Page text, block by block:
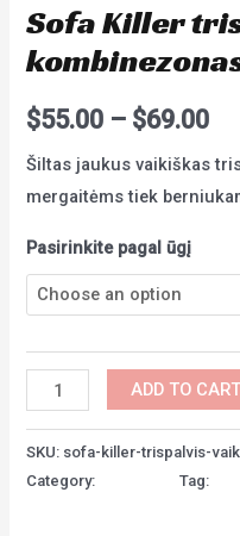
Sofa Killer
$55.00 – $69.00
Šiltas jaukus vaikiškas
mergaitėms tiek
Pasirinkite pagal ūgį
Sofa
Killer
trispalvis
vaikiškas
ADD TO CART
SKU: sofa-killer-trispalvis-
Category:
Tag: